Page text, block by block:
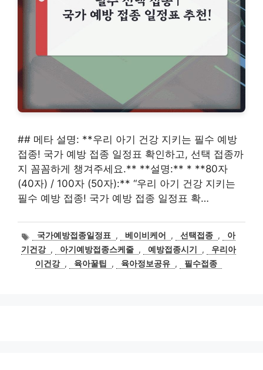
## 메타 설명: **우리 아기 건강 지키는 필수 예방
접종! 국가 예방 접종 일정표 확인하고, 선택 접종까
지 꼼꼼하게 챙겨주세요.** **설명:** * **80자
(40자) / 100자 (50자):** “우리 아기 건강 지키는
필수 예방 접종! 국가 예방 접종 일정표 확…
태
그
국가예방접종일정표 , 베이비케어 , 선택접종 ,
아
기건강 , 아기예방접종스케줄 , 예방접종시기 ,
우리아
이건강 , 육아꿀팁 , 육아정보공유 , 필수접종